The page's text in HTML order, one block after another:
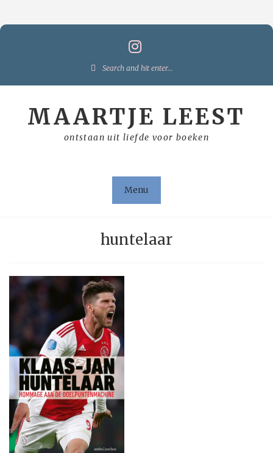
Search
MAARTJE LEEST
ontstaan uit liefde voor boeken
Menu
huntelaar